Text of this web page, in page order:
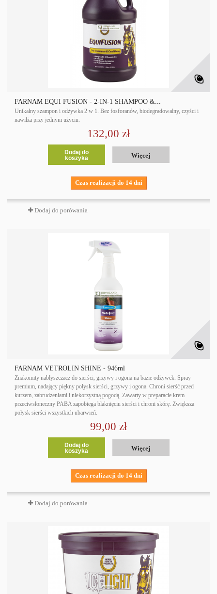
FARNAM EQUI FUSION - 2-IN-1 SHAMPOO &...
Unikalny szampon i odżywka 2 w 1. Bez fosforanów, biodegradowalny, czyści i
nawilża przy jednym użyciu.
132,00 zł
Dodaj do
koszyka
Więcej
Czas realizacji do 14 dni
Dodaj do porówania
FARNAM VETROLIN SHINE - 946ml
Znakomity nabłyszczacz do sierści, grzywy i ogona na bazie odżywek. Spray
premium, nadający piękny połysk sierści, grzywy i ogona. Chroni sierść przed
kurzem, zabrudzeniami i niekorzystną pogodą. Zawarty w preparacie krem
przeciwsłoneczny PABA zapobiega blaknięciu sierści i chroni skórę. Zwiększa
połysk sierści wszystkich ubarwień.
99,00 zł
Dodaj do
koszyka
Więcej
Czas realizacji do 14 dni
Dodaj do porówania